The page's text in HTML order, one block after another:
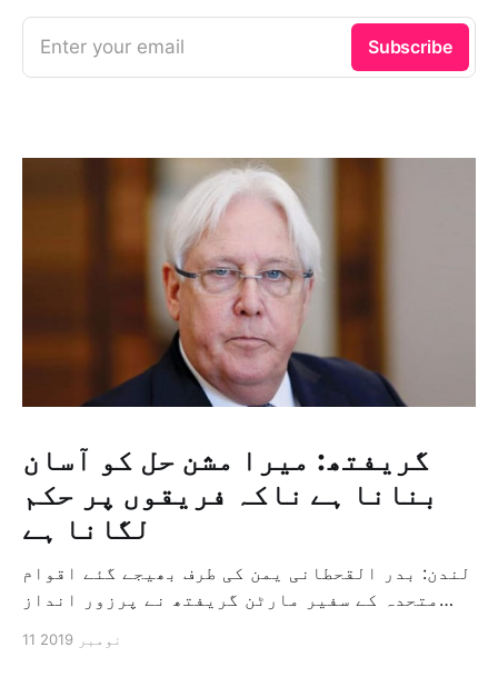
Enter your email Subscribe
گریفتھ: میرا مشن حل کو آسان
بنانا ہے ناکہ فریقوں پر حکم
لگانا ہے
لندن: بدر القحطانی یمن کی طرف بھیجے گئے اقوام
متحدہ کے سفیر مارٹن گریفتھ نے پرزور انداز
ثالثی اور اس کشمکش کی حدبندی کرنے کے لئے ایک
11 نومبر 2019